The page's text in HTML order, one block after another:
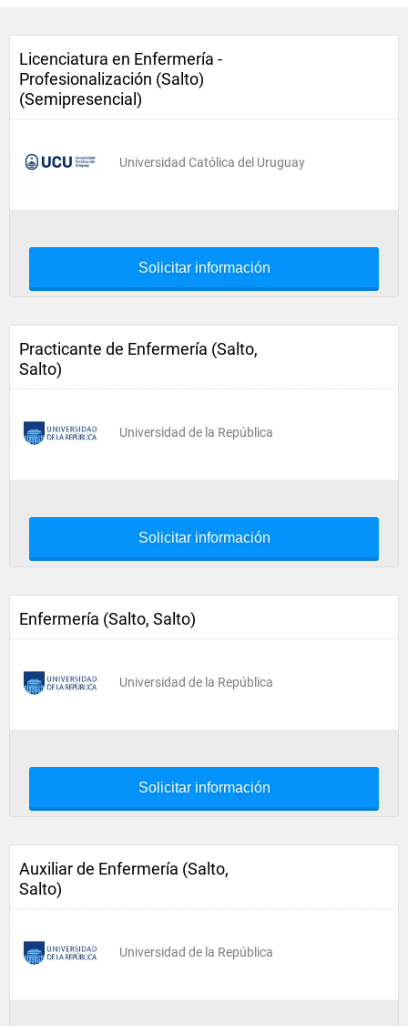
Licenciatura en Enfermería -
Profesionalización (Salto)
(Semipresencial)
Universidad Católica del Uruguay
Solicitar información
Practicante de Enfermería (Salto,
Salto)
Universidad de la República
Solicitar información
Enfermería (Salto, Salto)
Universidad de la República
Solicitar información
Auxiliar de Enfermería (Salto,
Salto)
Universidad de la República